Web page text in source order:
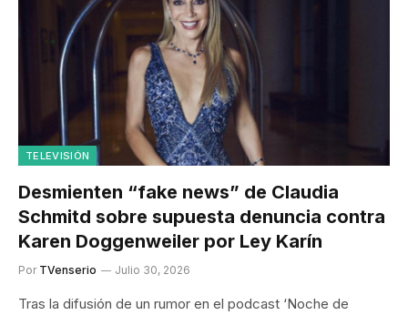
TELEVISIÓN
Desmienten “fake news” de Claudia
Schmitd sobre supuesta denuncia contra
Karen Doggenweiler por Ley Karín
Por TVenserio Julio 30, 2026
Tras la difusión de un rumor en el podcast ‘Noche de